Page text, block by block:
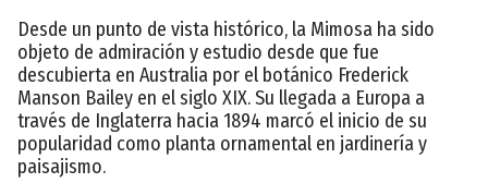
Desde un punto de vista histórico, la Mimosa ha sido
objeto de admiración y estudio desde que fue
descubierta en Australia por el botánico Frederick
Manson Bailey en el siglo XIX. Su llegada a Europa a
través de Inglaterra hacia 1894 marcó el inicio de su
popularidad como planta ornamental en jardinería y
paisajismo.